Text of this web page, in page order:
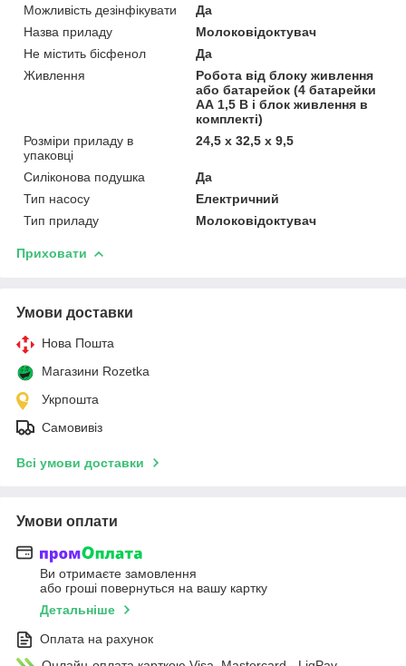
Можливість дезінфікувати
Да
Назва приладу
Молоковідоктувач
Не містить бісфенол
Да
Живлення
Робота від блоку живлення
або батарейок (4 батарейки
АА 1,5 В і блок живлення в
комплекті)
Розміри приладу в
упаковці
24,5 х 32,5 х 9,5
Силіконова подушка
Да
Тип насосу
Електричний
Тип приладу
Молоковідоктувач
Приховати
Умови доставки
Нова Пошта
Магазини Rozetka
Укрпошта
Самовивіз
Всі умови доставки
Умови оплати
Ви отримаєте замовлення
або гроші повернуться на вашу картку
Детальніше
Оплата на рахунок